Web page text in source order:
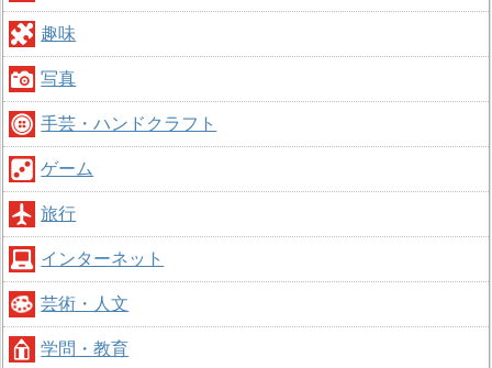
趣味
写真
手芸・ハンドクラフト
ゲーム
旅行
インターネット
芸術・人文
学問・教育